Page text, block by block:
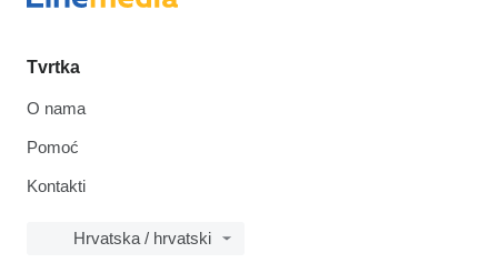
Tvrtka
O nama
Pomoć
Kontakti
Hrvatska / hrvatski